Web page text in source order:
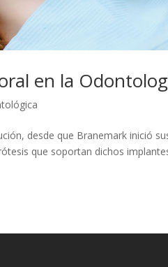
en la
desde que Branemark inició
que soportan dichos